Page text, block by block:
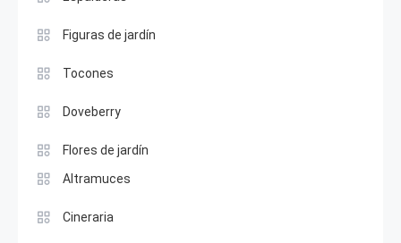
Figuras de jardín
Tocones
Doveberry
Flores de jardín
Altramuces
Cineraria